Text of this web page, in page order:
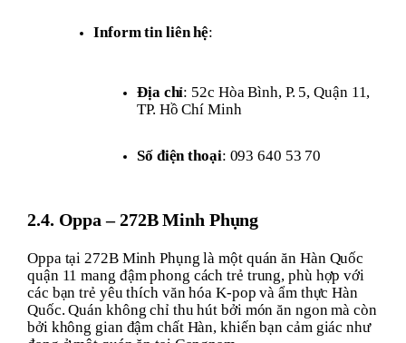
Inform tin liên hệ:
Địa chỉ: 52c Hòa Bình, P. 5, Quận 11,
TP. Hồ Chí Minh
Số điện thoại: 093 640 53 70
2.4. Oppa – 272B Minh Phụng
Oppa tại 272B Minh Phụng là một quán ăn Hàn Quốc
quận 11 mang đậm phong cách trẻ trung, phù hợp với
các bạn trẻ yêu thích văn hóa K-pop và ẩm thực Hàn
Quốc. Quán không chỉ thu hút bởi món ăn ngon mà còn
bởi không gian đậm chất Hàn, khiến bạn cảm giác như